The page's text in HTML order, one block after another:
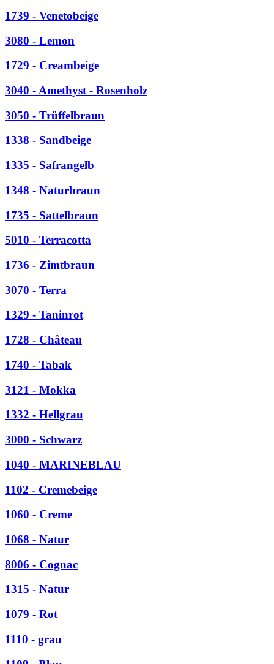
1739 - Venetobeige
3080 - Lemon
1729 - Creambeige
3040 - Amethyst - Rosenholz
3050 - Trüffelbraun
1338 - Sandbeige
1335 - Safrangelb
1348 - Naturbraun
1735 - Sattelbraun
5010 - Terracotta
1736 - Zimtbraun
3070 - Terra
1329 - Taninrot
1728 - Château
1740 - Tabak
3121 - Mokka
1332 - Hellgrau
3000 - Schwarz
1040 - MARINEBLAU
1102 - Cremebeige
1060 - Creme
1068 - Natur
8006 - Cognac
1315 - Natur
1079 - Rot
1110 - grau